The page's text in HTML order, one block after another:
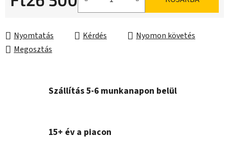
Nyomtatás Kérdés
Nyomon követés
Megosztás
Szállítás 5-6 munkanapon belül
15+ év a piacon